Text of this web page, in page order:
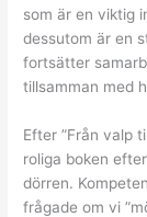
som är en viktig
dessutom är en
fortsätter
tillsamman med
Efter ”Från valp
roliga boken
dörren.
frågade om vi